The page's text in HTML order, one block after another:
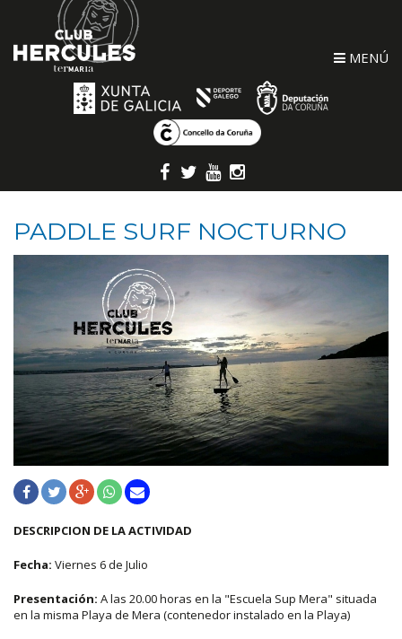
MENÚ
PADDLE SURF NOCTURNO
DESCRIPCION DE LA ACTIVIDAD
Fecha: Viernes 6 de Julio
Presentación: A las 20.00 horas en la "Escuela Sup Mera" situada
en la misma Playa de Mera (contenedor instalado en la Playa)